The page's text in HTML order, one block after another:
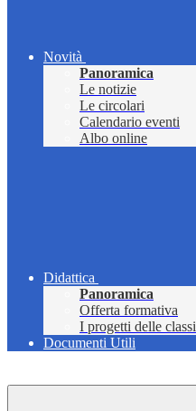
Novità
Panoramica
Le notizie
Le circolari
Calendario eventi
Albo online
Didattica
Panoramica
Offerta formativa
I progetti delle classi
Documenti Utili